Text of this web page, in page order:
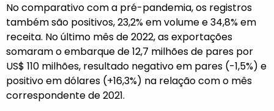
No comparativo com a pré-pandemia, os registros
também são positivos, 23,2% em volume e 34,8% em
receita. No último mês de 2022, as exportações
somaram o embarque de 12,7 milhões de pares por
US$ 110 milhões, resultado negativo em pares (-1,5%) e
positivo em dólares (+16,3%) na relação com o mês
correspondente de 2021.